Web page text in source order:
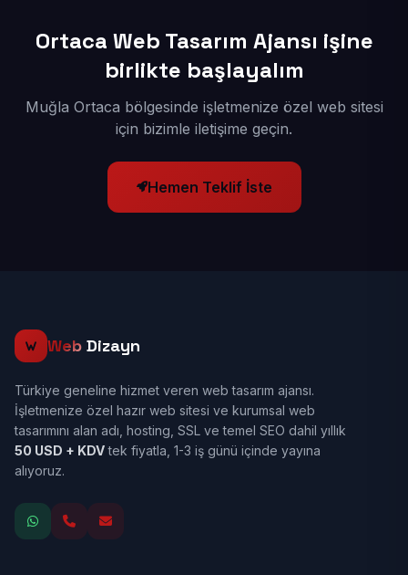
Ortaca Web Tasarım Ajansı işine
birlikte başlayalım
Muğla Ortaca bölgesinde işletmenize özel web sitesi
için bizimle iletişime geçin.
Hemen Teklif İste
Web Dizayn
Türkiye geneline hizmet veren web tasarım ajansı.
İşletmenize özel hazır web sitesi ve kurumsal web
tasarımını alan adı, hosting, SSL ve temel SEO dahil yıllık
50 USD + KDVtek fiyatla, 1-3 iş günü içinde yayına
alıyoruz.